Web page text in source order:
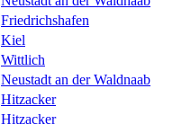
Friedrichshafen
Kiel
Wittlich
Neustadt an der Waldnaab
Hitzacker
Hitzacker